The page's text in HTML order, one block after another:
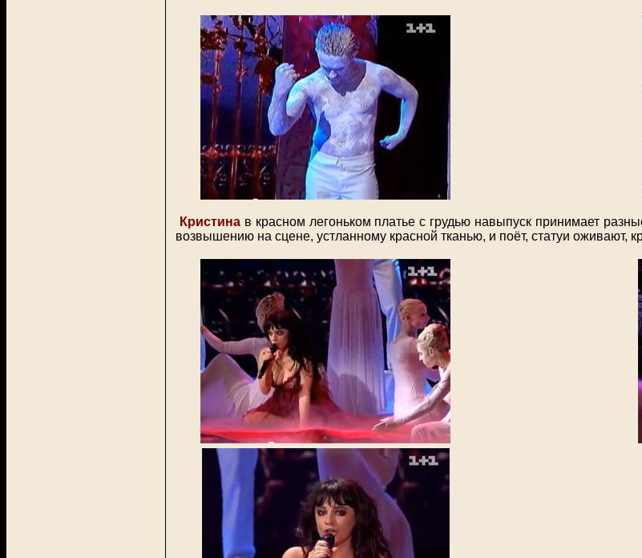
Кристинав красном легоньком платье с грудью навыпуск принимает
возвышению на сцене, устланному красной тканью, и поёт, статуи оживают,